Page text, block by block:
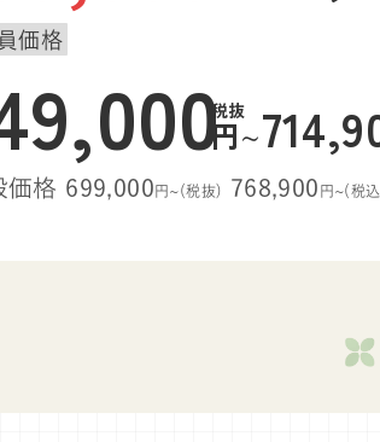
価格
税抜
円 ~
価格 699,000 円~(税抜) 768,900 円~(税